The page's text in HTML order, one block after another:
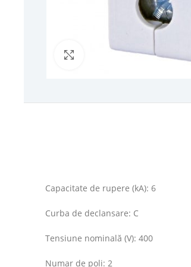
Click to enlarge
Capacitate de rupere (kA): 6
Curba de declansare: C
Tensiune nominală (V): 400
Numar de poli: 2